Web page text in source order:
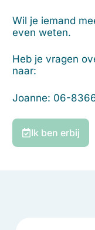
Wil je iemand
even weten.
Heb je vragen
naar:
Joanne: 06-
Ik ben erbij